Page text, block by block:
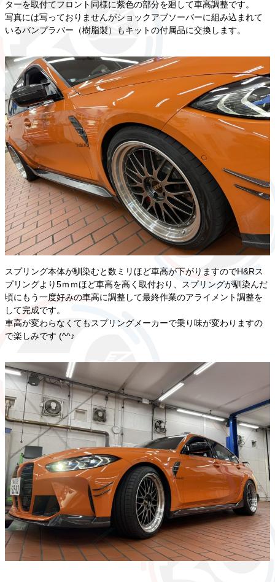
ターを取付てフロント同様に紫色の部分を廻して車高調整です。
写真には写っておりませんがショックアブソーバーに組み込まれて
いるバンプラバー（樹脂製）もキットの付属品に交換します。
スプリング本体が馴染むと数ミリほど車高が下がりますのでH&Rス
プリングより5ｍｍほど車高を高く取付おり、スプリングが馴染んだ
頃にもう一度好みの車高に調整して最終作業のアライメント調整を
して完成です。
車高が変わらなくてもスプリングメーカーで乗り味が変わりますの
で楽しみです (^^♪